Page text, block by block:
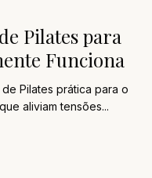
Pilates para
Funciona
Pilates prática para o
aliviam tensões...